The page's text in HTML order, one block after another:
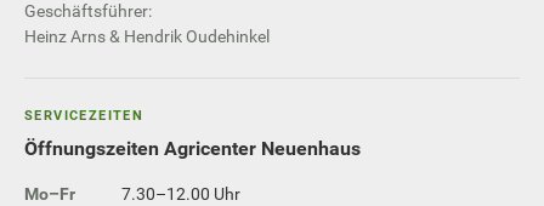
Geschäftsführer:
Heinz Arns & Hendrik Oudehinkel
SERVICEZEITEN
Öffnungszeiten Agricenter Neuenhaus
Mo–Fr
7.30–12.00 Uhr